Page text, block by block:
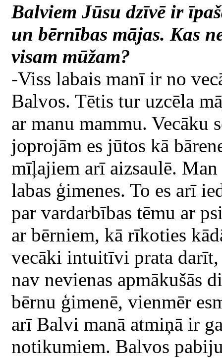
Balviem Jūsu dzīvē ir
un bērnības mājas. Kas
visam mūžam?
-Viss labais manī ir no
Balvos. Tētis tur uzcēla
ar manu mammu. Vecāku
joprojām es jūtos kā
mīļajiem arī aizsaulē.
labas ģimenes. To es arī
par vardarbības tēmu ar
ar bērniem, kā rīkoties
vecāki intuitīvi prata darīt,
nav nevienas apmākušās
bērnu ģimenē, vienmēr
arī Balvi manā atmiņā ir
notikumiem. Balvos